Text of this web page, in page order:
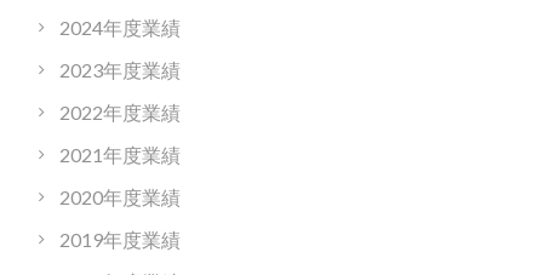
2024年度業績
2023年度業績
2022年度業績
2021年度業績
2020年度業績
2019年度業績